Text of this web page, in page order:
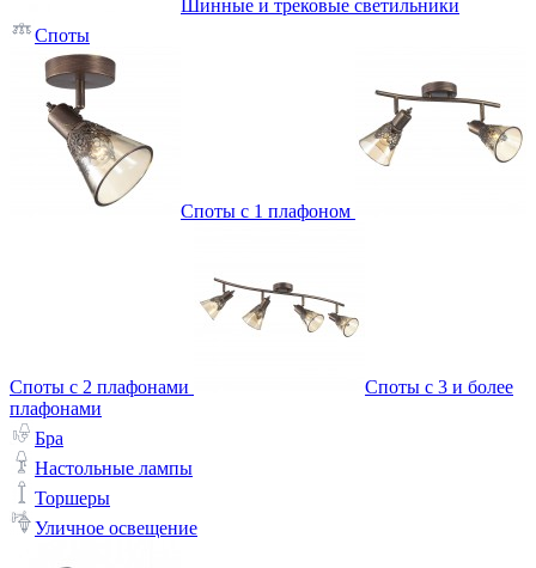
Шинные и трековые светильники
Споты
Споты с 1 плафоном
Споты с 2 плафонами
Споты с 3 и более
плафонами
Бра
Настольные лампы
Торшеры
Уличное освещение